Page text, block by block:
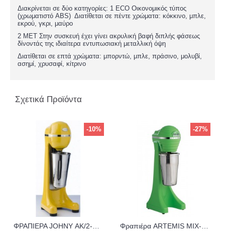
Διακρίνεται σε δύο κατηγορίες: 1 ECO Οικονομικός τύπος
(χρωματιστό ABS) Διατίθεται σε πέντε χρώματα: κόκκινο, μπλε,
εκρού, γκρι, μαύρο
2 ΜΕΤ Στην συσκευή έχει γίνει ακρυλική βαφή διπλής φάσεως
δίνοντάς της ιδιαίτερα εντυπωσιακή μεταλλική όψη
Διατίθεται σε επτά χρώματα: μπορντώ, μπλε, πράσινο, μολυβί,
ασημί, χρυσαφί, κίτρινο
Σχετικά Προϊόντα
ΦΡΑΠΙΕΡΑ JOHNY ΑΚ/2-2Τ PR Φραπιέρα ARTEMIS MIX-2010 ECONOMY